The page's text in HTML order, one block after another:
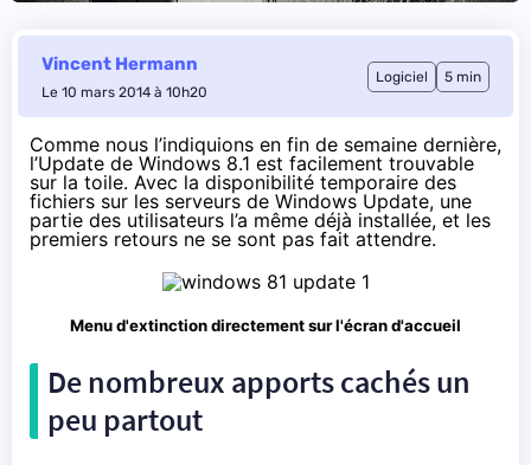
Vincent Hermann
Le 10 mars 2014 à 10h20
Logiciel 5 min
Comme nous l’indiquions en fin de semaine dernière,
l’Update de Windows 8.1 est facilement trouvable
sur la toile. Avec la disponibilité temporaire des
fichiers sur les serveurs de Windows Update, une
partie des utilisateurs l’a même déjà installée, et les
premiers retours ne se sont pas fait attendre.
Menu d'extinction directement sur l'écran d'accueil
De nombreux apports cachés un
peu partout